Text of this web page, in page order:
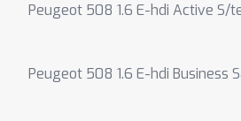
Peugeot 508 1.6 E-hdi Active S/
Peugeot 508 1.6 E-hdi Business